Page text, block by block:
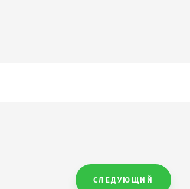
СЛЕДУЮЩИЙ